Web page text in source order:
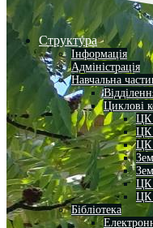
Структура
Інформація
Адміністрація
Навчальна
Циклові
ЦК
ЦК
ЦК
ЦК
ЦК
Бібліотека